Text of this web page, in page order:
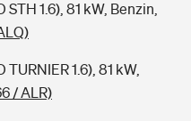
1.6), 81 kW, Benzin,
1.6), 81 kW,
/ ALR)